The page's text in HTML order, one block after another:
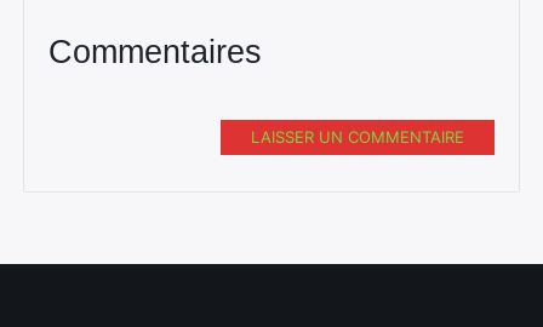
Commentaires
LAISSER UN COMMENTAIRE